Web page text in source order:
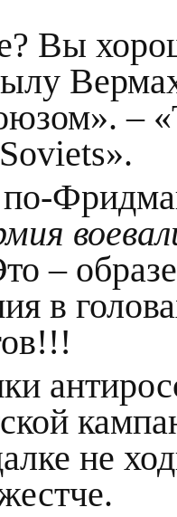
Вы
–
по-
–
в
не